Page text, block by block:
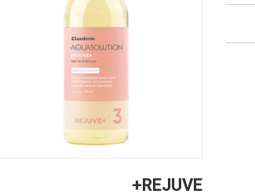
REJUVE+